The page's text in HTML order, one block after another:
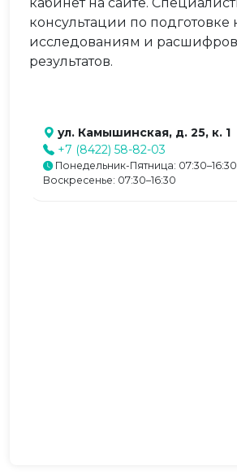
консультации по подготовке
исследованиям и
результатов.
ул. Камышинская, д. 25, к. 1
+7 (8422) 58-82-03
Понедельник-Пятница:
Воскресенье: 07:30–16:30